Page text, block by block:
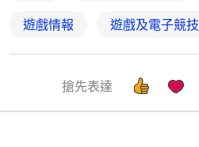
遊戲情報 遊戲及電子競技
搶先表達